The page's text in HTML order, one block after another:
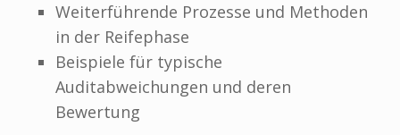
Weiterführende Prozesse und Methoden
in der Reifephase
Beispiele für typische
Auditabweichungen und deren
Bewertung